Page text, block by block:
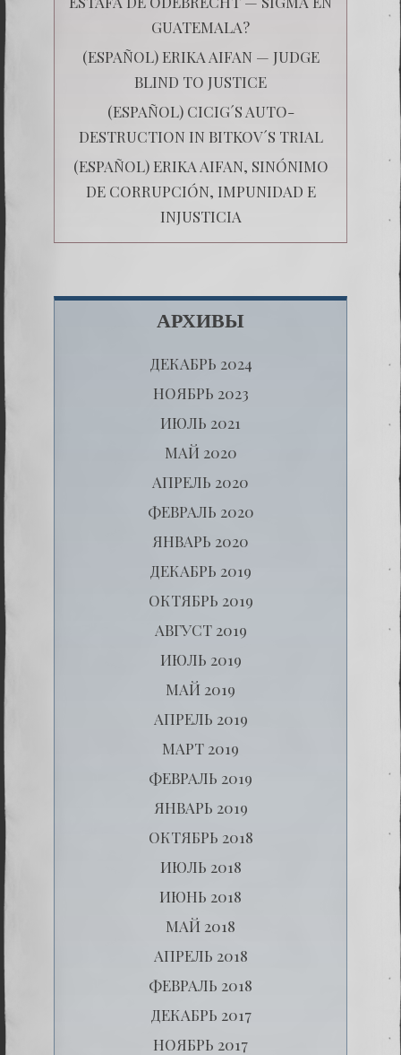
GUATEMALA?
(ESPAÑOL) ERIKA AIFAN — JUDGE
BLIND TO JUSTICE
(ESPAÑOL) CICIG´S AUTO-
DESTRUCTION IN BITKOV´S TRIAL
(ESPAÑOL) ERIKA AIFAN, SINÓNIMO
DE CORRUPCIÓN, IMPUNIDAD E
INJUSTICIA
АРХИВЫ
ДЕКАБРЬ 2024
НОЯБРЬ 2023
ИЮЛЬ 2021
МАЙ 2020
АПРЕЛЬ 2020
ФЕВРАЛЬ 2020
ЯНВАРЬ 2020
ДЕКАБРЬ 2019
ОКТЯБРЬ 2019
АВГУСТ 2019
ИЮЛЬ 2019
МАЙ 2019
АПРЕЛЬ 2019
МАРТ 2019
ФЕВРАЛЬ 2019
ЯНВАРЬ 2019
ОКТЯБРЬ 2018
ИЮЛЬ 2018
ИЮНЬ 2018
МАЙ 2018
АПРЕЛЬ 2018
ФЕВРАЛЬ 2018
ДЕКАБРЬ 2017
НОЯБРЬ 2017